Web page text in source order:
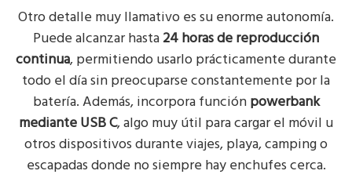
Otro detalle muy llamativo es su enorme autonomía.
Puede alcanzar hasta24 horas de reproducción
continua, permitiendo usarlo prácticamente durante
todo el día sin preocuparse constantemente por la
batería. Además, incorpora funciónpowerbank
mediante USB C, algo muy útil para cargar el móvil u
otros dispositivos durante viajes, playa, camping o
escapadas donde no siempre hay enchufes cerca.